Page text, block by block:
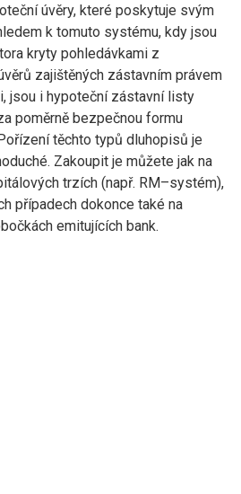
úvěry, které poskytuje svým
k tomuto systému, kdy jsou
kryty pohledávkami z
zajištěných zástavním právem
jsou i hypoteční zástavní listy
poměrně bezpečnou formu
těchto typů dluhopisů je
Zakoupit je můžete jak na
trzích (např. RM–systém),
případech dokonce také na
emitujících bank.